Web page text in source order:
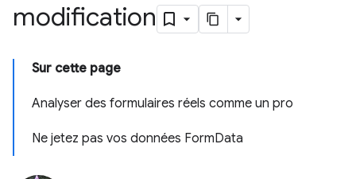
modification
Sur cette page
Analyser des formulaires réels comme un pro
Ne jetez pas vos données FormData